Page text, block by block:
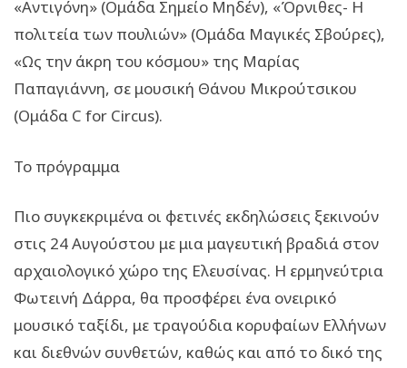
«Αντιγόνη» (Ομάδα Σημείο Μηδέν), «Όρνιθες- Η
πολιτεία των πουλιών» (Ομάδα Μαγικές Σβούρες),
«Ως την άκρη του κόσμου» της Μαρίας
Παπαγιάννη, σε μουσική Θάνου Μικρούτσικου
(Oμάδα C for Circus).
Το πρόγραμμα
Πιο συγκεκριμένα οι φετινές εκδηλώσεις ξεκινούν
στις 24 Αυγούστου με μια μαγευτική βραδιά στον
αρχαιολογικό χώρο της Ελευσίνας. Η ερμηνεύτρια
Φωτεινή Δάρρα, θα προσφέρει ένα ονειρικό
μουσικό ταξίδι, με τραγούδια κορυφαίων Ελλήνων
και διεθνών συνθετών, καθώς και από το δικό της